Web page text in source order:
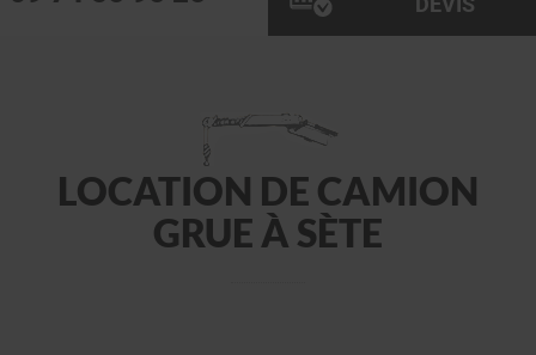
LOCATION DE CAMION
GRUE À SÈTE